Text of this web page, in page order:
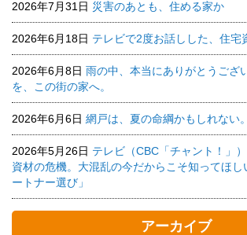
2026年7月31日 災害のあとも、住める家か
2026年6月18日 テレビで2度お話しした、住宅
2026年6月8日 雨の中、本当にありがとうござ
を、この街の家へ。
2026年6月6日 網戸は、夏の命綱かもしれない。
2026年5月26日 テレビ（CBC「チャント！」
資材の危機。大混乱の今だからこそ知ってほ
ートナー選び」
アーカイブ